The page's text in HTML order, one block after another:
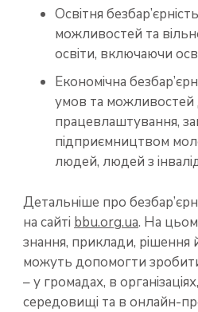
Освітня
можливостей та
освіти, включаючи
Економічна
умов та можливостей
працевлаштування,
підприємництвом
людей, людей з
Детальніше про
на сайті bbu.org.ua. На
знання, приклади, рішення
можуть допомогти
– у громадах, в
середовищі та в онлайн-